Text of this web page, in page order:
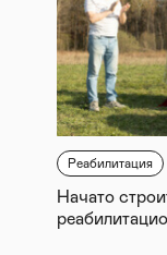
Реабилитация
Начато